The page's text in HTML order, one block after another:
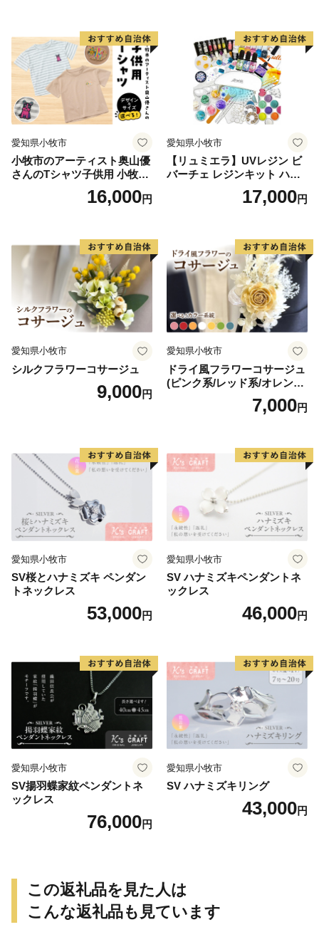
愛知県小牧市
小牧市のアーティスト奥山優
さんのTシャツ子供用 小牧市
16,000円
愛知県小牧市
【リュミエラ】UVレジン ビ
バーチェ レジンキット ハン
ドメイド レジンクラフト ア
クセサリーキット 手作り セ
17,000円
愛知県小牧市
シルクフラワーコサージュ
9,000円
愛知県小牧市
ドライ風フラワーコサージュ
(ピンク系/レッド系/オレンジ
系/ホワイト系/イエロー系/グ
リーン系/ブルー系）7,000円
愛知県小牧市
SV桜とハナミズキ ペンダン
トネックレス
53,000円
愛知県小牧市
SV ハナミズキペンダントネ
ックレス
46,000円
愛知県小牧市
SV揚羽蝶家紋ペンダントネ
ックレス
76,000円
愛知県小牧市
SV ハナミズキリング
43,000円
この返礼品を見た人は
こんな返礼品も見ています